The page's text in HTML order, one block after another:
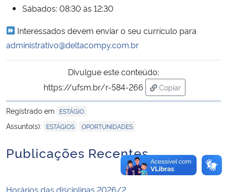
Gabinete de Segurança Institucional
Advocacia-Geral da União
Banco Central do Brasil
Sábados: 08:30 às 12:30
Interessados devem enviar o seu currículo para
administrativo@deltacompy.com.br
Divulgue este conteúdo:
https://ufsm.br/r-584-266
Copiar
para área de
Registrado em
ESTÁGIO
Assunto(s): ESTÁGIOS OPORTUNIDADES
Publicações Recentes
Horários das disciplinas 2026/2